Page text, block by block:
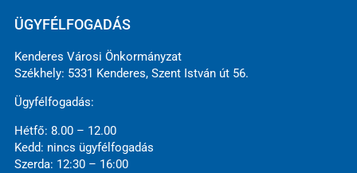
ÜGYFÉLFOGADÁS
Kenderes Városi Önkormányzat
Székhely: 5331 Kenderes, Szent István út 56.
Ügyfélfogadás:
Hétfő: 8.00 – 12.00
Kedd: nincs ügyfélfogadás
Szerda: 12:30 – 16:00